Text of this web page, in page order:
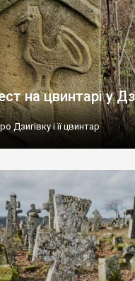
на цвинтарі у
Дзигівку і її цвинтар